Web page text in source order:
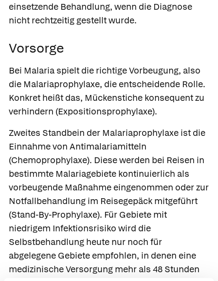
einsetzende Behandlung, wenn die Diagnose
nicht rechtzeitig gestellt wurde.
Vorsorge
Bei Malaria spielt die richtige Vorbeugung, also
die Malariaprophylaxe, die entscheidende Rolle.
Konkret heißt das, Mückenstiche konsequent zu
verhindern (Expositionsprophylaxe).
Zweites Standbein der Malariaprophylaxe ist die
Einnahme von Antimalariamitteln
(Chemoprophylaxe). Diese werden bei Reisen in
bestimmte Malariagebiete kontinuierlich als
vorbeugende Maßnahme eingenommen oder zur
Notfallbehandlung im Reisegepäck mitgeführt
(Stand-By-Prophylaxe). Für Gebiete mit
niedrigem Infektionsrisiko wird die
Selbstbehandlung heute nur noch für
abgelegene Gebiete empfohlen, in denen eine
medizinische Versorgung mehr als 48 Stunden